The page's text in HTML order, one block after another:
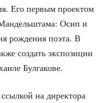
Его пер­вым про­ек­том
Осип и
рож­де­ния поэта. В
создать экс­по­зи­ции
Булгакове.
на дирек­то­ра